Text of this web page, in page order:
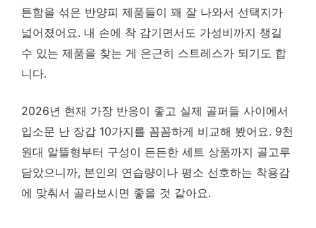
튼함을 섞은 반양피 제품들이 꽤 잘 나와서 선택지가
넓어졌어요. 내 손에 착 감기면서도 가성비까지 챙길
수 있는 제품을 찾는 게 은근히 스트레스가 되기도 합
니다.
2026년 현재 가장 반응이 좋고 실제 골퍼들 사이에서
입소문 난 장갑 10가지를 꼼꼼하게 비교해 봤어요. 9천
원대 알뜰형부터 구성이 든든한 세트 상품까지 골고루
담았으니까, 본인의 연습량이나 평소 선호하는 착용감
에 맞춰서 골라보시면 좋을 것 같아요.